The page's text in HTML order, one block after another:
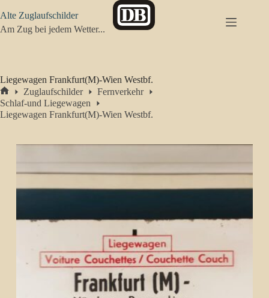
Inhalt
springen
Alte Zuglaufschilder
Am Zug bei jedem Wetter...
Liegewagen Frankfurt(M)-Wien Westbf.
Start
Zuglaufschilder
Fernverkehr
Schlaf-und Liegewagen
Liegewagen Frankfurt(M)-Wien Westbf.